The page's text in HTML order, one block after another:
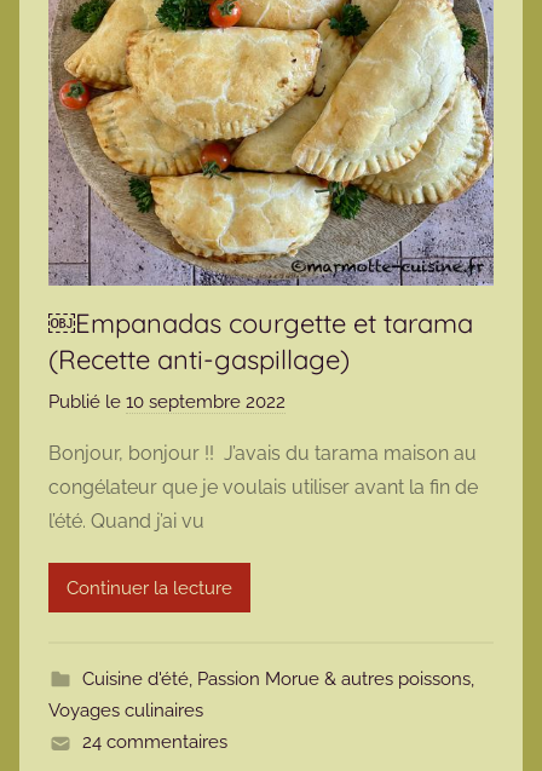
￼Empanadas courgette et tarama
(Recette anti-gaspillage)
Publié le 10 septembre 2022
r
m
t
Bonjour, bonjour !! J’avais du tarama maison au
congélateur que je voulais utiliser avant la fin de
l’été. Quand j’ai vu
Continuer la lecture
Cuisine d'été, Passion Morue & autres poissons,
Voyages culinaires
24 commentaires